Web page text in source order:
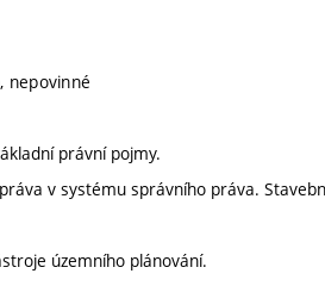
nepovinné
právní pojmy.
v systému správního práva.
územního plánování.